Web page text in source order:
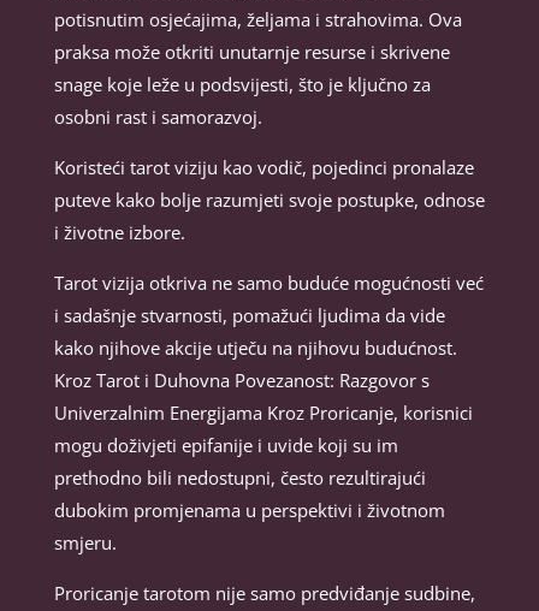
potisnutim osjećajima, željama i strahovima. Ova
praksa može otkriti unutarnje resurse i skrivene
snage koje leže u podsvijesti, što je ključno za
osobni rast i samorazvoj.
Koristeći tarot viziju kao vodič, pojedinci pronalaze
puteve kako bolje razumjeti svoje postupke, odnose
i životne izbore.
Tarot vizija otkriva ne samo buduće mogućnosti već
i sadašnje stvarnosti, pomažući ljudima da vide
kako njihove akcije utječu na njihovu budućnost.
Kroz Tarot i Duhovna Povezanost: Razgovor s
Univerzalnim Energijama Kroz Proricanje, korisnici
mogu doživjeti epifanije i uvide koji su im
prethodno bili nedostupni, često rezultirajući
dubokim promjenama u perspektivi i životnom
smjeru.
Proricanje tarotom nije samo predviđanje sudbine,